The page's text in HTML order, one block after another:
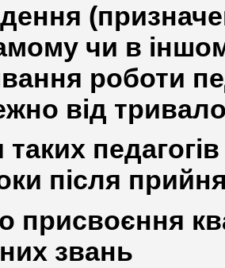
чи в
роботи
від
таких
після
присвоєння
звань